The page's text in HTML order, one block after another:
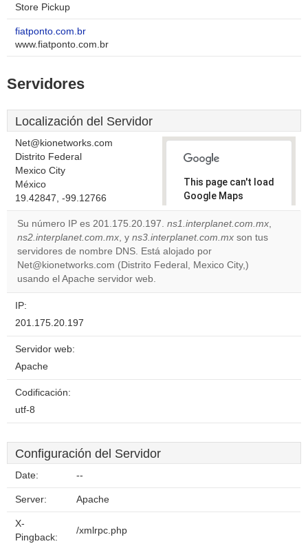
Store Pickup
fiatponto.com.br
www.fiatponto.com.br
Servidores
Localización del Servidor
Net@kionetworks.com
Distrito Federal
Mexico City
México
19.42847, -99.12766
This page can't load
Google Maps
correctly.
Do you
own this
website?
Su número IP es 201.175.20.197. ns1.interplanet.com.mx,
ns2.interplanet.com.mx, y ns3.interplanet.com.mx son tus
servidores de nombre DNS. Está alojado por
Net@kionetworks.com (Distrito Federal, Mexico City,)
usando el Apache servidor web.
IP:
201.175.20.197
Servidor web:
Apache
Codificación:
utf-8
Configuración del Servidor
Date: --
Server: Apache
X-
Pingback:
/xmlrpc.php